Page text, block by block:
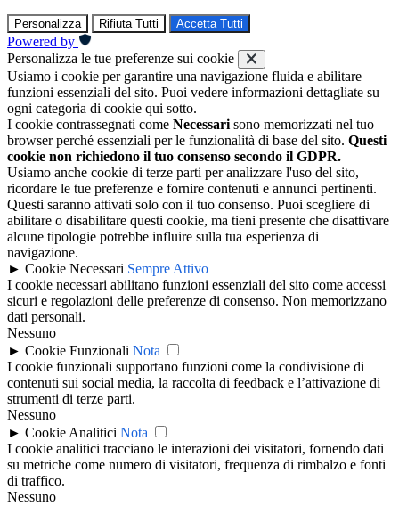
Personalizza Rifiuta Tutti Accetta Tutti
Powered by
Personalizza le tue preferenze sui cookie
Usiamo i cookie per garantire una navigazione fluida e abilitare
funzioni essenziali del sito. Puoi vedere informazioni dettagliate su
ogni categoria di cookie qui sotto.
I cookie contrassegnati come Necessari sono memorizzati nel tuo
browser perché essenziali per le funzionalità di base del sito. Questi
cookie non richiedono il tuo consenso secondo il GDPR.
Usiamo anche cookie di terze parti per analizzare l'uso del sito,
ricordare le tue preferenze e fornire contenuti e annunci pertinenti.
Questi saranno attivati solo con il tuo consenso. Puoi scegliere di
abilitare o disabilitare questi cookie, ma tieni presente che disattivare
alcune tipologie potrebbe influire sulla tua esperienza di
navigazione.
► Cookie Necessari Sempre Attivo
I cookie necessari abilitano funzioni essenziali del sito come accessi
sicuri e regolazioni delle preferenze di consenso. Non memorizzano
dati personali.
Nessuno
► Cookie Funzionali Nota
I cookie funzionali supportano funzioni come la condivisione di
contenuti sui social media, la raccolta di feedback e l’attivazione di
strumenti di terze parti.
Nessuno
► Cookie Analitici Nota
I cookie analitici tracciano le interazioni dei visitatori, fornendo dati
su metriche come numero di visitatori, frequenza di rimbalzo e fonti
di traffico.
Nessuno